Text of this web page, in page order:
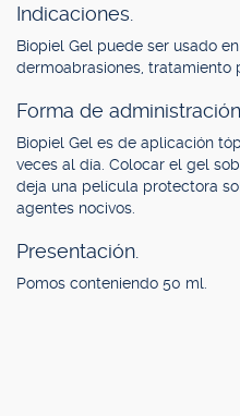
Indicaciones.
Biopiel Gel puede ser usado
dermoabrasiones, tratamiento
Forma de administración.
Biopiel Gel es de aplicación
veces al día. Colocar el gel
deja una película protectora
agentes nocivos.
Presentación.
Pomos conteniendo 50 ml.